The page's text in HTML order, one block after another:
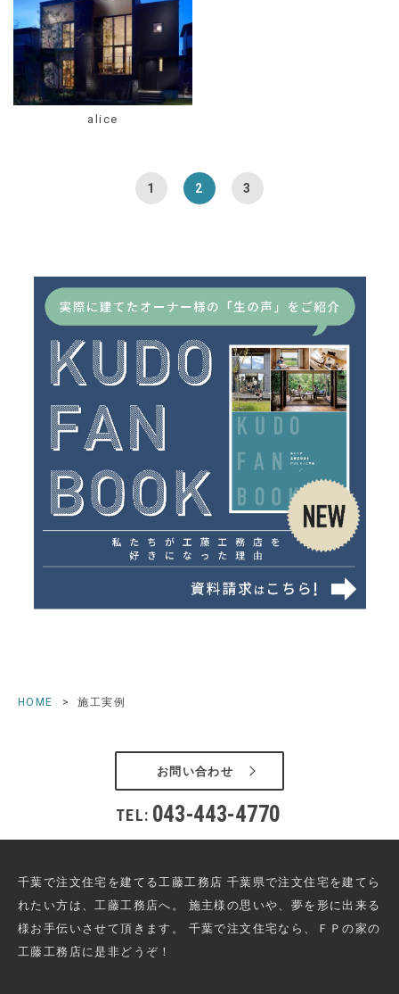
alice
1 2 3
HOME 施工実例
お問い合わせ
TEL: 043-443-4770
千葉で注文住宅を建てる工藤工務店 千葉県で注文住宅を建てら
れたい方は、工藤工務店へ。
施主様の思いや、夢を形に出来る
様お手伝いさせて頂きます。
千葉で注文住宅なら、ＦＰの家の
工藤工務店に是非どうぞ！